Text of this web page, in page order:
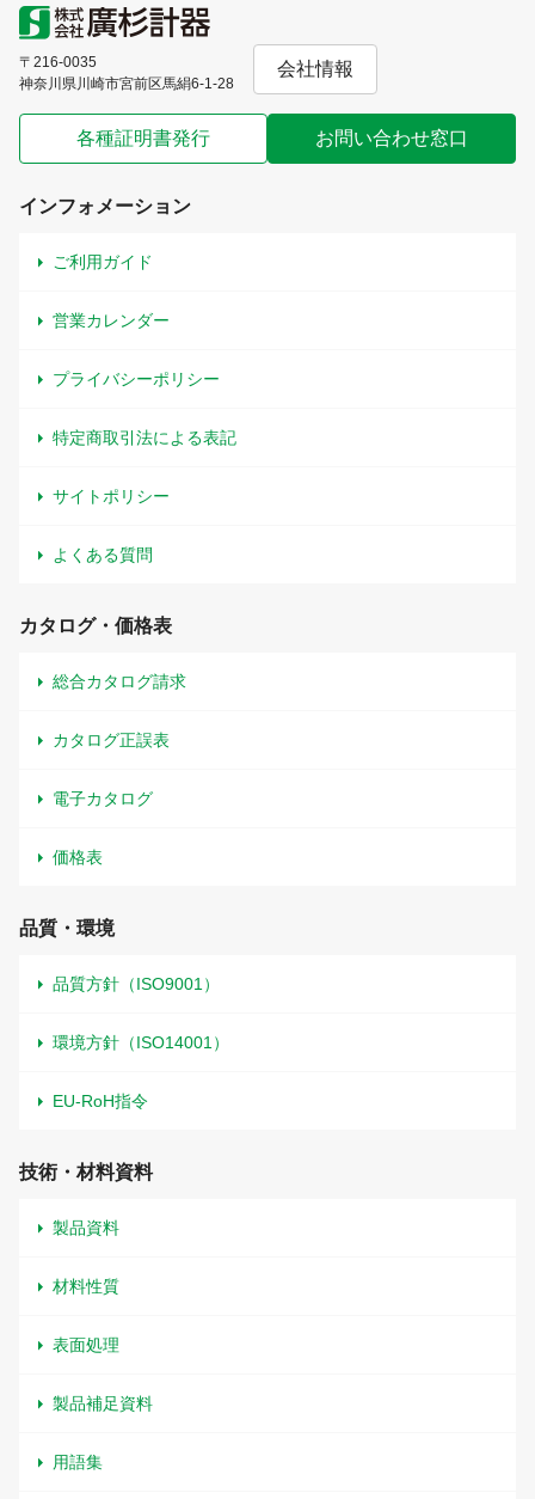
〒216-0035
神奈川県川崎市宮前区馬絹6-1-28
会社情報
各種証明書発行 お問い合わせ窓口
インフォメーション
ご利用ガイド
営業カレンダー
プライバシーポリシー
特定商取引法による表記
サイトポリシー
よくある質問
カタログ・価格表
総合カタログ請求
カタログ正誤表
電子カタログ
価格表
品質・環境
品質方針（ISO9001）
環境方針（ISO14001）
EU-RoH指令
技術・材料資料
製品資料
材料性質
表面処理
製品補足資料
用語集